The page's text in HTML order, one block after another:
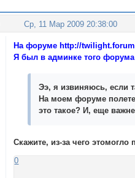
Ср, 11 Мар 2009 20:38:00
На форумеhttp://
Я был в админке того форума
Ээ, я извиняюсь, если
На моем форуме
это такое? И, еще
Скажите, из-за чего этомогло
0